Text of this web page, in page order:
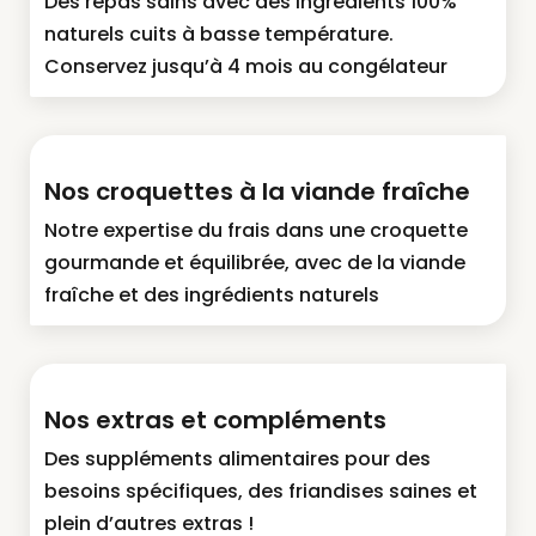
naturels cuits à basse température.
Conservez jusqu’à 4 mois au congélateur
Nos croquettes à la viande fraîche
Notre expertise du frais dans une croquette
gourmande et équilibrée, avec de la viande
fraîche et des ingrédients naturels
Nos extras et compléments
Des suppléments alimentaires pour des
besoins spécifiques, des friandises saines et
plein d’autres extras !